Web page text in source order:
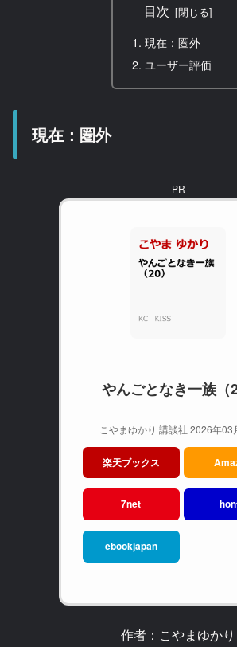
目次
現在：圏外
ユーザー評価
現在：圏外
PR
やんごとなき一族（
こやまゆかり 講談社 2026年03
楽天ブックス
7net
ebookjapan
作者：こやまゆかり